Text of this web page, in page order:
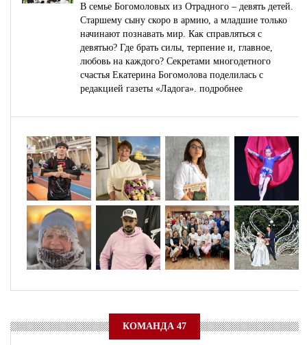
В семье Богомоловых из Отрадного – девять детей.
Старшему сыну скоро в армию, а младшие только
начинают познавать мир. Как справляться с
девятью? Где брать силы, терпение и, главное,
любовь на каждого? Секретами многодетного
счастья Екатерина Богомолова поделилась с
редакцией газеты «Ладога». подробнее
КОМАНДА 47